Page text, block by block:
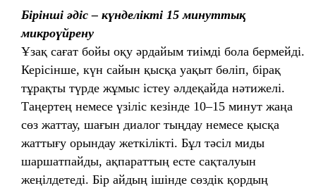
Бірінші әдіс – күнделікті 15 минуттық
микроүйрену
Ұзақ сағат бойы оқу әрдайым тиімді бола бермейді.
Керісінше, күн сайын қысқа уақыт бөліп, бірақ
тұрақты түрде жұмыс істеу әлдеқайда нәтижелі.
Таңертең немесе үзіліс кезінде 10–15 минут жаңа
сөз жаттау, шағын диалог тыңдау немесе қысқа
жаттығу орындау жеткілікті. Бұл тәсіл миды
шаршатпайды, ақпараттың есте сақталуын
жеңілдетеді. Бір айдың ішінде сөздік қордың